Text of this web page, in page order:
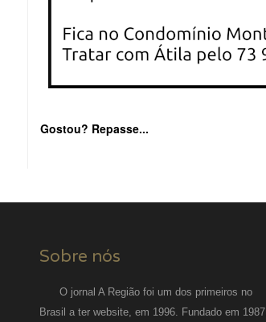
Gostou? Repasse...
Sobre nós
O jornal A Região foi um dos primeiros no
Brasil a ter website, em 1996. Fundado em 1987,